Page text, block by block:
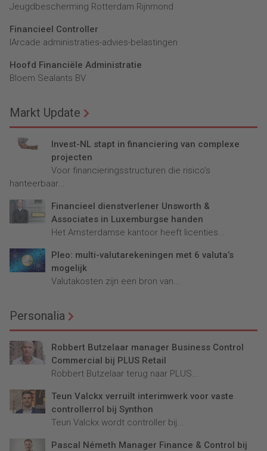
Jeugdbescherming Rotterdam Rijnmond
Financieel Controller
lArcade administraties-advies-belastingen
Hoofd Financiële Administratie
Bloem Sealants BV
Markt Update
Invest-NL stapt in financiering van complexe
projecten
Voor financieringsstructuren die risico’s
hanteerbaar...
Financieel dienstverlener Unsworth &
Associates in Luxemburgse handen
Het Amsterdamse kantoor heeft licenties...
Pleo: multi-valutarekeningen met 6 valuta’s
mogelijk
Valutakosten zijn een bron van...
Personalia
Robbert Butzelaar manager Business Control
Commercial bij PLUS Retail
Robbert Butzelaar terug naar PLUS...
Teun Valckx verruilt interimwerk voor vaste
controllerrol bij Synthon
Teun Valckx wordt controller bij...
Pascal Németh Manager Finance & Control bij